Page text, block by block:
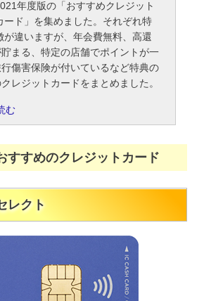
年度版の「おすすめクレジット
ード」を集めました。それぞれ特
が違いますが、年会費無料、高還
まる、特定の店舗でポイントが一
傷害保険が付いているなど特典の
レジットカードをまとめました。
む
すすめのクレジットカード
レクト